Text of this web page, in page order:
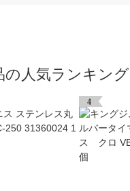
の人気ランキング
4